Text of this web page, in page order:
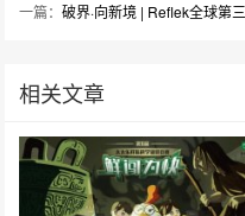
一篇：破界·向新境 | Reflek全球第
相关文章